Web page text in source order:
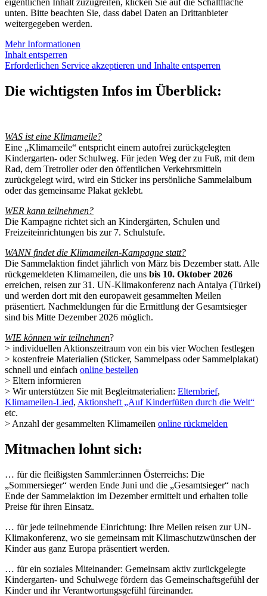
eigentlichen Inhalt zuzugreifen, klicken Sie auf die Schaltfläche
unten. Bitte beachten Sie, dass dabei Daten an Drittanbieter
weitergegeben werden.
Mehr Informationen
Inhalt entsperren
Erforderlichen Service akzeptieren und Inhalte entsperren
Die wichtigsten Infos im Überblick:
WAS ist eine Klimameile?
Eine „Klimameile“ entspricht einem autofrei zurückgelegten
Kindergarten- oder Schulweg. Für jeden Weg der zu Fuß, mit dem
Rad, dem Tretroller oder den öffentlichen Verkehrsmitteln
zurückgelegt wird, wird ein Sticker ins persönliche Sammelalbum
oder das gemeinsame Plakat geklebt.
WER kann teilnehmen?
Die Kampagne richtet sich an Kindergärten, Schulen und
Freizeiteinrichtungen bis zur 7. Schulstufe.
WANN findet die Klimameilen-Kampagne statt?
Die Sammelaktion findet jährlich von März bis Dezember statt. Alle
rückgemeldeten Klimameilen, die uns bis 10. Oktober 2026
erreichen, reisen zur 31. UN-Klimakonferenz nach Antalya (Türkei)
und werden dort mit den europaweit gesammelten Meilen
präsentiert. Nachmeldungen für die Ermittlung der Gesamtsieger
sind bis Mitte Dezember 2026 möglich.
WIE können wir teilnehmen?
> individuellen Aktionszeitraum von ein bis vier Wochen festlegen
> kostenfreie Materialien (Sticker, Sammelpass oder Sammelplakat)
schnell und einfach online bestellen
> Eltern informieren
> Wir unterstützen Sie mit Begleitmaterialien: Elternbrief,
Klimameilen-Lied, Aktionsheft „Auf Kinderfüßen durch die Welt“
etc.
> Anzahl der gesammelten Klimameilen online rückmelden
Mitmachen lohnt sich:
… für die fleißigsten Sammler:innen Österreichs: Die
„Sommersieger“ werden Ende Juni und die „Gesamtsieger“ nach
Ende der Sammelaktion im Dezember ermittelt und erhalten tolle
Preise für ihren Einsatz.
… für jede teilnehmende Einrichtung: Ihre Meilen reisen zur UN-
Klimakonferenz, wo sie gemeinsam mit Klimaschutzwünschen der
Kinder aus ganz Europa präsentiert werden.
… für ein soziales Miteinander: Gemeinsam aktiv zurückgelegte
Kindergarten- und Schulwege fördern das Gemeinschaftsgefühl der
Kinder und ihr Verantwortungsgefühl füreinander.